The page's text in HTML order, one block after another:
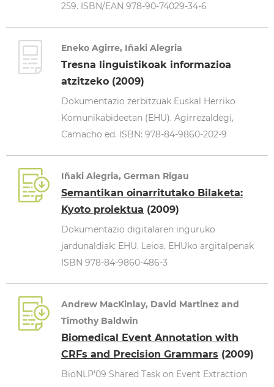
259. ISBN/EAN 978-90-74029-34-6
Eneko Agirre, Iñaki Alegria
Tresna linguistikoak informazioa
atzitzeko (2009)
Dokumentazio zerbitzuak Euskal Herriko
Komunikabideetan (EHU). Agirrezaldegi,
Camacho ed. ISBN: 978-84-9860-202-9
Iñaki Alegria, German Rigau
Semantikan oinarritutako Bilaketa:
Kyoto proiektua (2009)
Dokumentazio digitalaren inguruko
jardunaldiak: EHU. Leioa. EHUko argitalpenak
ISBN 978-84-9860-486-3
Andrew MacKinlay, David Martinez and
Timothy Baldwin
Biomedical Event Annotation with
CRFs and Precision Grammars (2009)
BioNLP'09 Shared Task on Event Extraction